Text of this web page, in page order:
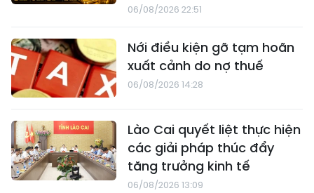
06/08/2026 22:51
Nới điều kiện gỡ tạm hoãn
xuất cảnh do nợ thuế
06/08/2026 14:28
Lào Cai quyết liệt thực hiện
các giải pháp thúc đẩy
tăng trưởng kinh tế
06/08/2026 13:09